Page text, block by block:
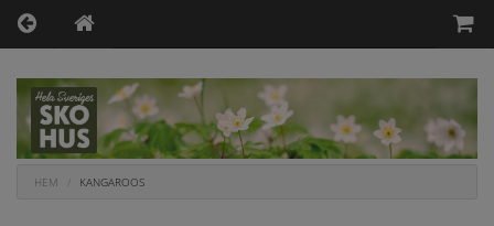
HEM KANGAROOS